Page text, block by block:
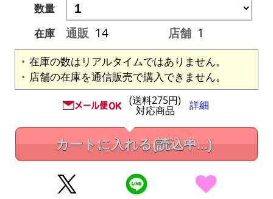
数量
在庫
通販 14 店舗 1
在庫の数はリアルタイムではありません。
店舗の在庫を通信販売で購入できません。
(送料275円)
対応商品 詳細
カートに入れる(読込中...)